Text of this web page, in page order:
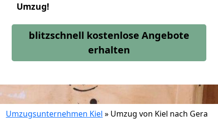
Umzug!
blitzschnell kostenlose Angebote
erhalten
Umzugsunternehmen Kiel » Umzug von Kiel nach Gera